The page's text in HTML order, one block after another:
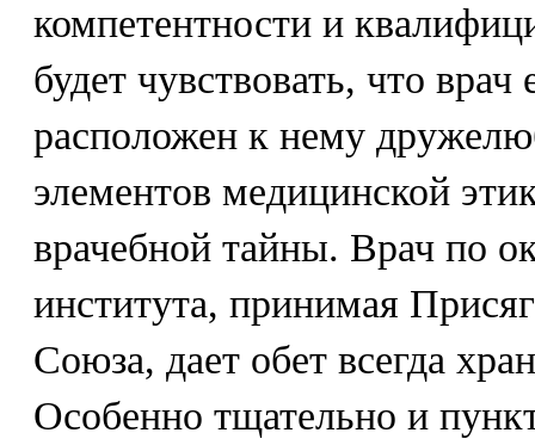
компетентности и
будет чувствовать, что
расположен к нему
элементов медицинской
врачебной тайны. Врач по
института, принимая
Союза, дает обет всегда
Особенно тщательно и